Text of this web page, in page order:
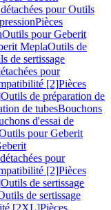
pour Outils
Pièces
Outils pour Geberit
MeplaOutils de
de sertissage
pour
[2]Pièces
Outils de préparation de
de tubesBouchons
d'essai de
pour Geberit
pour
[2]Pièces
Outils de sertissage
de sertissage
[2XL]Pièces